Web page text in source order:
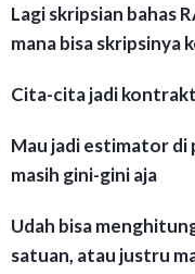
Lagi skripsian bahas
mana bisa skripsinya
Cita-cita jadi
Mau jadi estimator di
masih gini-gini aja
Udah bisa
satuan, atau justru